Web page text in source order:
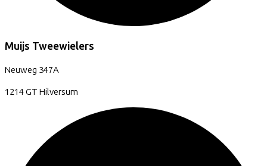
Muijs Tweewielers
Neuweg 347A
1214 GT Hilversum